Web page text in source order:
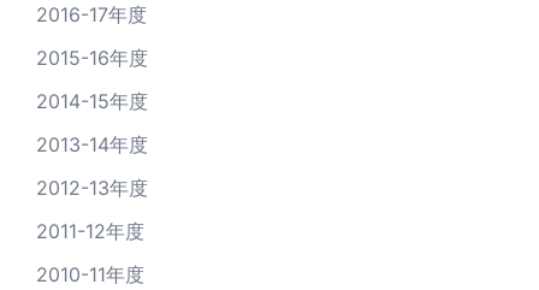
2016-17年度
2015-16年度
2014-15年度
2013-14年度
2012-13年度
2011-12年度
2010-11年度